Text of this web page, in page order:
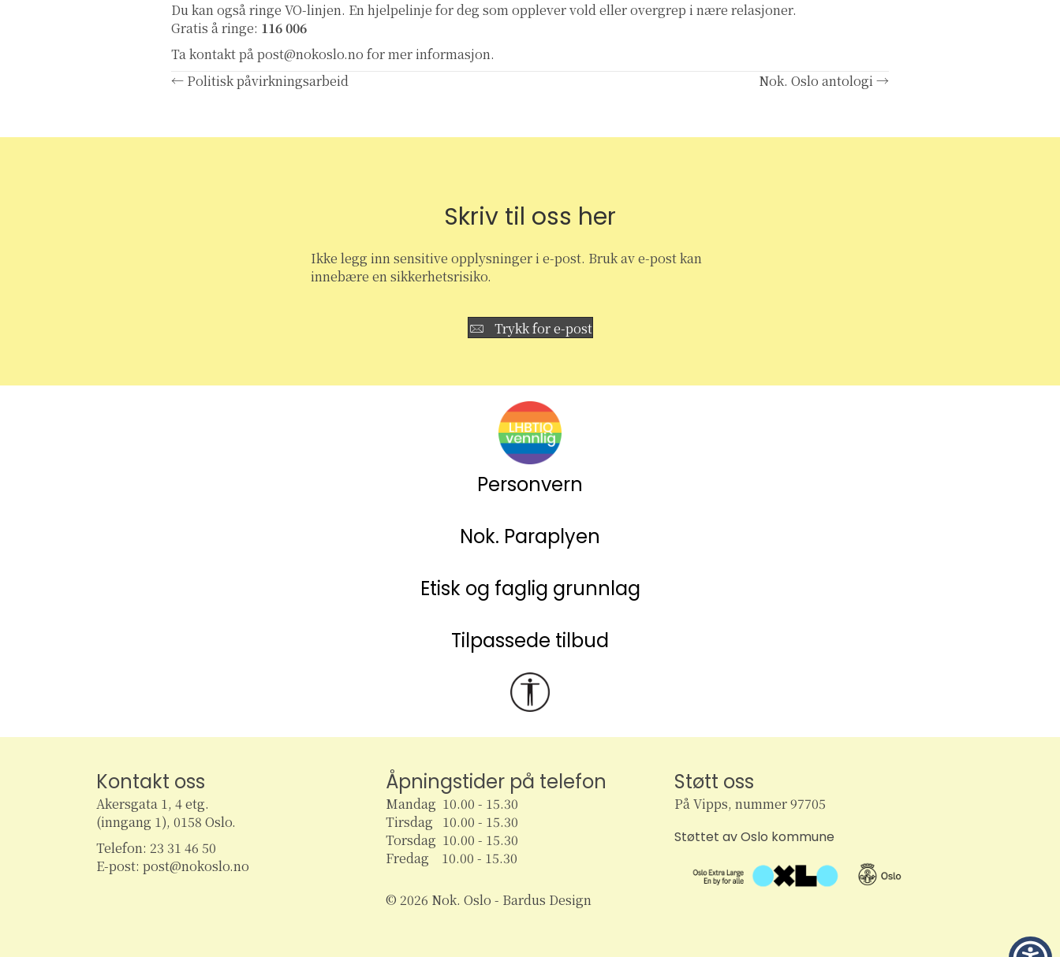
Du kan også ringe VO-linjen. En hjelpelinje for deg som opplever vold eller overgrep i nære relasjoner.
Gratis å ringe: 116 006
Ta kontakt påpost@nokoslo.no for mer informasjon.
Posts
navigation
← Politisk påvirkningsarbeid Nok. Oslo antologi →
Skriv til oss her
Ikke legg inn sensitive opplysninger i e-post. Bruk av e-post kan
innebære en sikkerhetsrisiko.
Trykk for e-post
Personvern
Nok. Paraplyen
Etisk og faglig grunnlag
Tilpassede tilbud
Kontakt oss
Akersgata 1, 4 etg.
(inngang 1), 0158 Oslo.
Telefon: 23 31 46 50
E-post: post@nokoslo.no
Åpningstider på telefon
Mandag 10.00 - 15.30
Tirsdag 10.00 - 15.30
Torsdag 10.00 - 15.30
Fredag 10.00 - 15.30
© 2026 Nok. Oslo - Bardus Design
Støtt oss
På Vipps, nummer 97705
Støttet av Oslo kommune